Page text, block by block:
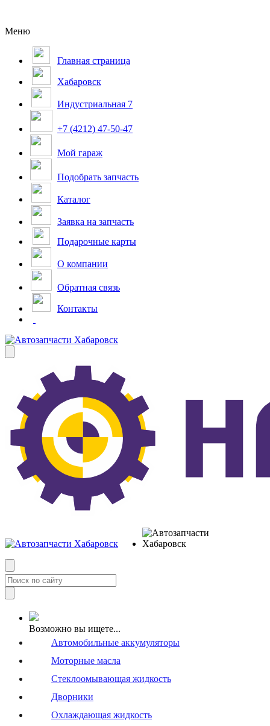
Меню
Главная страница
Хабаровск
Индустриальная 7
+7 (4212) 47-50-47
Мой гараж
Подобрать запчасть
Каталог
Заявка на запчасть
Подарочные карты
О компании
Обратная связь
Контакты
Возможно вы ищете...
Автомобильные аккумуляторы
Моторные масла
Стеклоомывающая жидкость
Дворники
Охлаждающая жидкость